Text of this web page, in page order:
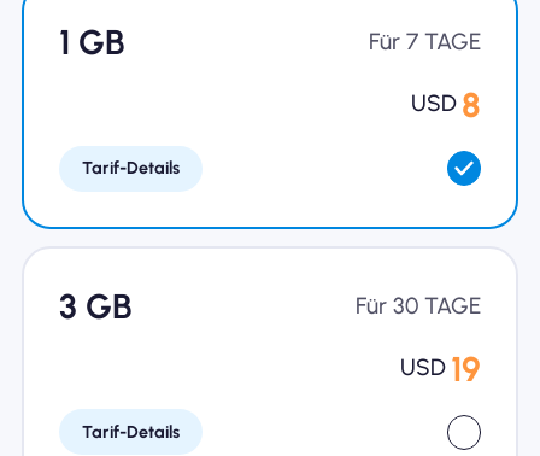
Für das Geschäft
1 GB Für 7 TAGE
USD 8
Tarif-Details
3 GB Für 30 TAGE
USD 19
Tarif-Details